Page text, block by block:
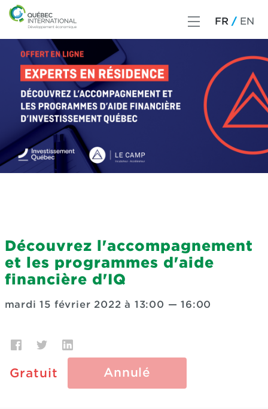
FR EN
Découvrez l'accompagnement
et les programmes d'aide
financière d'IQ
mardi 15 février 2022 à 13:00 —16:00
Gratuit Annulé